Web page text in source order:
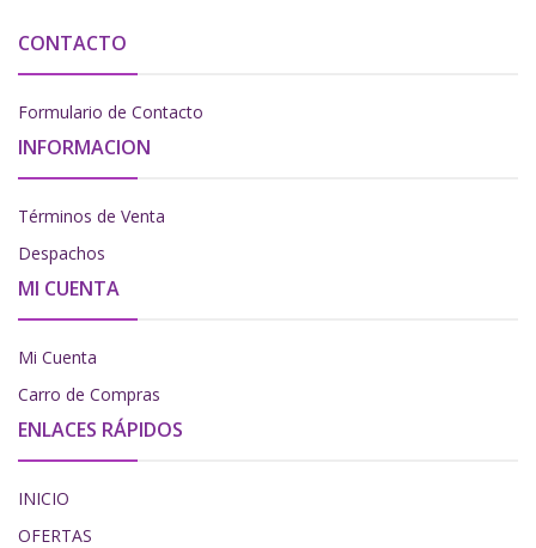
CONTACTO
Formulario de Contacto
INFORMACION
Términos de Venta
Despachos
MI CUENTA
Mi Cuenta
Carro de Compras
ENLACES RÁPIDOS
INICIO
OFERTAS